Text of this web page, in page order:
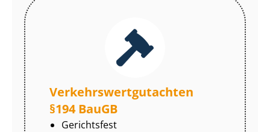
Ver­kehrs­wert­gut­ach­ten
§194 BauGB
Gerichtsfest